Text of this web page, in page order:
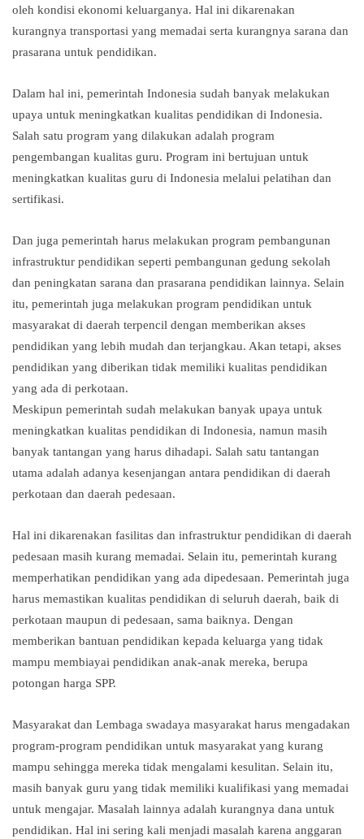
oleh kondisi ekonomi keluarganya. Hal ini dikarenakan
kurangnya transportasi yang memadai serta kurangnya sarana dan
prasarana untuk pendidikan.
Dalam hal ini, pemerintah Indonesia sudah banyak melakukan
upaya untuk meningkatkan kualitas pendidikan di Indonesia.
Salah satu program yang dilakukan adalah program
pengembangan kualitas guru. Program ini bertujuan untuk
meningkatkan kualitas guru di Indonesia melalui pelatihan dan
sertifikasi.
Dan juga pemerintah harus melakukan program pembangunan
infrastruktur pendidikan seperti pembangunan gedung sekolah
dan peningkatan sarana dan prasarana pendidikan lainnya. Selain
itu, pemerintah juga melakukan program pendidikan untuk
masyarakat di daerah terpencil dengan memberikan akses
pendidikan yang lebih mudah dan terjangkau. Akan tetapi, akses
pendidikan yang diberikan tidak memiliki kualitas pendidikan
yang ada di perkotaan.
Meskipun pemerintah sudah melakukan banyak upaya untuk
meningkatkan kualitas pendidikan di Indonesia, namun masih
banyak tantangan yang harus dihadapi. Salah satu tantangan
utama adalah adanya kesenjangan antara pendidikan di daerah
perkotaan dan daerah pedesaan.
Hal ini dikarenakan fasilitas dan infrastruktur pendidikan di daerah
pedesaan masih kurang memadai. Selain itu, pemerintah kurang
memperhatikan pendidikan yang ada dipedesaan. Pemerintah juga
harus memastikan kualitas pendidikan di seluruh daerah, baik di
perkotaan maupun di pedesaan, sama baiknya. Dengan
memberikan bantuan pendidikan kepada keluarga yang tidak
mampu membiayai pendidikan anak-anak mereka, berupa
potongan harga SPP.
Masyarakat dan Lembaga swadaya masyarakat harus mengadakan
program-program pendidikan untuk masyarakat yang kurang
mampu sehingga mereka tidak mengalami kesulitan. Selain itu,
masih banyak guru yang tidak memiliki kualifikasi yang memadai
untuk mengajar. Masalah lainnya adalah kurangnya dana untuk
pendidikan. Hal ini sering kali menjadi masalah karena anggaran